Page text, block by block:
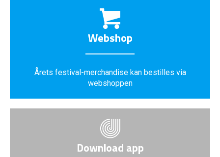
Webshop
Årets festival-merchandise kan bestilles via
webshoppen
Download app